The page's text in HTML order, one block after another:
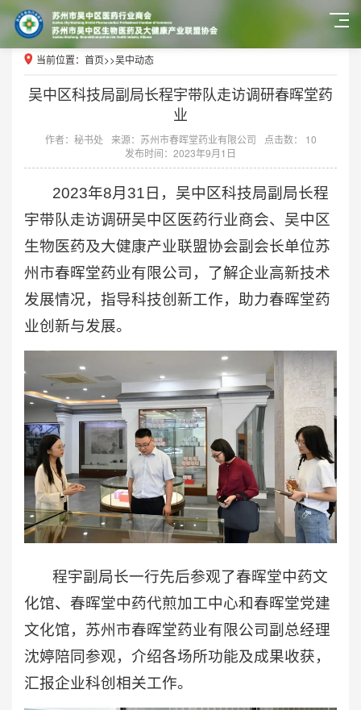
当前位置： 首页>>吴中动态
吴中区科技局副局长程宇带队走访调研春晖堂药
业
作者：秘书处 来源：苏州市春晖堂药业有限公司
点击数： 10
发布时间：2023年9月1日
2023年8月31日，吴中区科技局副局长程
宇带队走访调研吴中区医药行业商会、吴中区
生物医药及大健康产业联盟协会副会长单位苏
州市春晖堂药业有限公司，了解企业高新技术
发展情况，指导科技创新工作，助力春晖堂药
业创新与发展。
程宇副局长一行先后参观了春晖堂中药文
化馆、春晖堂中药代煎加工中心和春晖堂党建
文化馆，苏州市春晖堂药业有限公司副总经理
沈婷陪同参观，介绍各场所功能及成果收获，
汇报企业科创相关工作。